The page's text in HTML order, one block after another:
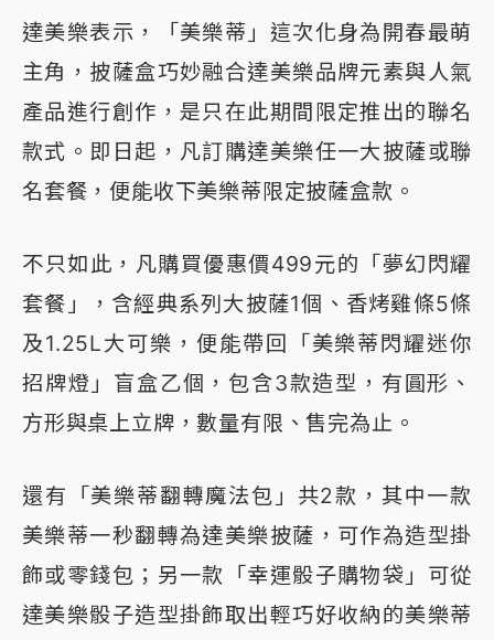
達美樂表示，「美樂蒂」這次化身為開春最萌
主角，披薩盒巧妙融合達美樂品牌元素與人氣
產品進行創作，是只在此期間限定推出的聯名
款式。即日起，凡訂購達美樂任一大披薩或聯
名套餐，便能收下美樂蒂限定披薩盒款。
不只如此，凡購買優惠價499元的「夢幻閃耀
套餐」，含經典系列大披薩1個、香烤雞條5條
及1.25L大可樂，便能帶回「美樂蒂閃耀迷你
招牌燈」盲盒乙個，包含3款造型，有圓形、
方形與桌上立牌，數量有限、售完為止。
還有「美樂蒂翻轉魔法包」共2款，其中一款
美樂蒂一秒翻轉為達美樂披薩，可作為造型掛
飾或零錢包；另一款「幸運骰子購物袋」可從
達美樂骰子造型掛飾取出輕巧好收納的美樂蒂